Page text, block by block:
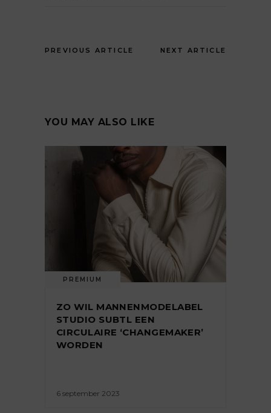
PREVIOUS ARTICLE NEXT ARTICLE
YOU MAY ALSO LIKE
PREMIUM
ZO WIL MANNENMODELABEL
STUDIO SUBTL EEN
CIRCULAIRE ‘CHANGEMAKER’
WORDEN
6 september 2023